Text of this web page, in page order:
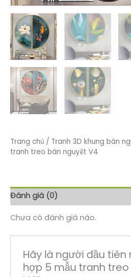
Trang chủ / Tranh 3D khung bán
tranh treo bán nguyệt V4
Đánh giá (0)
Chưa có đánh giá nào.
Hãy là người đầu tiên
hợp 5 mẫu tranh